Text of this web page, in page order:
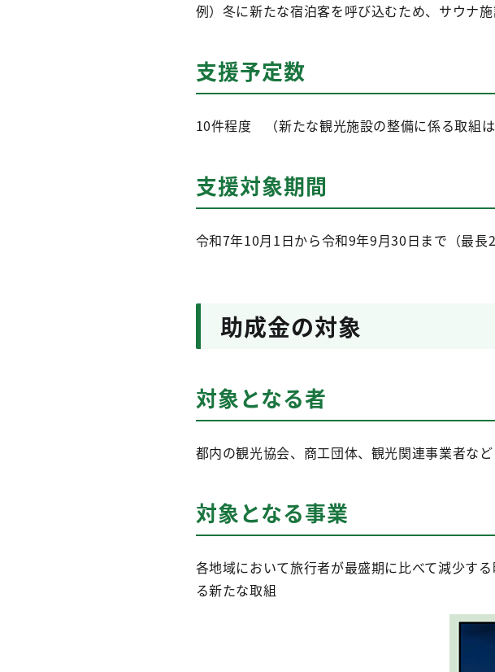
例）冬に新たな宿泊客を呼び込むため、サウナ
支援予定数
10件程度 （新たな観光施設の整備に係る取組は
支援対象期間
令和7年10月1日から令和9年9月30日まで（最長2
助成金の対象
対象となる者
都内の観光協会、商工団体、観光関連事業者など
対象となる事業
各地域において旅行者が最盛期に比べて減少す
る新たな取組